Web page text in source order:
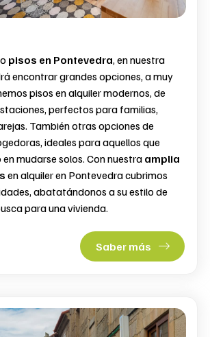
pisos en Pontevedra, en nuestra
encontrar grandes opciones, a muy
pisos en alquiler modernos, de
perfectos para familias,
También otras opciones de
ideales para aquellos que
mudarse solos. Con nuestra amplia
en alquiler en Pontevedra cubrimos
abatatándonos a su estilo de
para una vivienda.
Saber más